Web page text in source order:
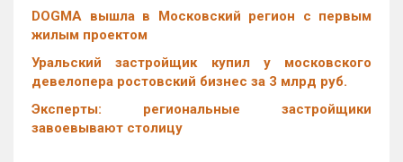
DOGMA вышла в Московский регион с первым
жилым проектом
Уральский застройщик купил у московского
девелопера ростовский бизнес за 3 млрд руб.
Эксперты: региональные застройщики
завоевывают столицу